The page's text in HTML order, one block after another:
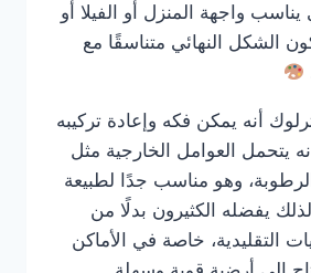
يناسب واجهة المنزل أو الفيلا أو
الشكل النهائي متناسقًا مع
أنه يمكن فكه وإعادة تركيبه
يتحمل العوامل الخارجية مثل
وهو مناسب جدًا لطبيعة
يفضله الكثيرون بدلًا من
التقليدية، خاصة في الأماكن